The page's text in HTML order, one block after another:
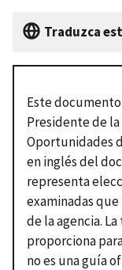
Traduzca
Este
Presidente de
Oportunidades
en inglés del
representa
examinadas
de la agencia.
proporciona
no es una guía